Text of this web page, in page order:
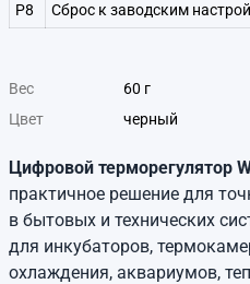
P8
Сброс к заводским
Вес
60 г
Цвет
черный
Цифровой терморегулятор
практичное решение для
в бытовых и технических
для инкубаторов,
охлаждения, аквариумов,